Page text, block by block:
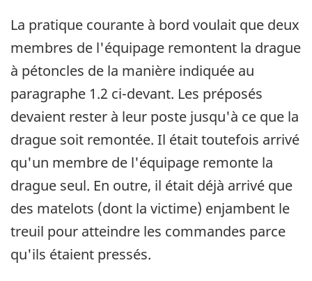
La pratique courante à bord voulait que deux
membres de l'équipage remontent la drague
à pétoncles de la manière indiquée au
paragraphe 1.2 ci-devant. Les préposés
devaient rester à leur poste jusqu'à ce que la
drague soit remontée. Il était toutefois arrivé
qu'un membre de l'équipage remonte la
drague seul. En outre, il était déjà arrivé que
des matelots (dont la victime) enjambent le
treuil pour atteindre les commandes parce
qu'ils étaient pressés.